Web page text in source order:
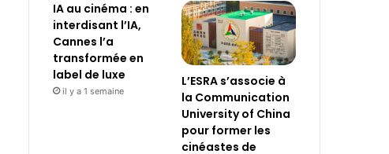
IA au cinéma : en
interdisant l’IA,
Cannes l’a
transformée en
label de luxe
il y a 1 semaine
L’ESRA s’associe à
la Communication
University of China
pour former les
cinéastes de